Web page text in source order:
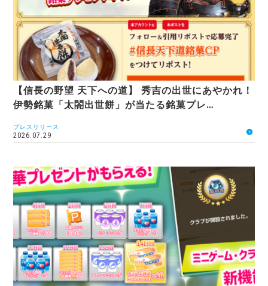
【信長の野望 天下への道】 秀吉の出世にあやかれ！
伊勢銘菓「太閤出世餅」が当たる銘菓プレ…
プレスリリース
2026.07.29